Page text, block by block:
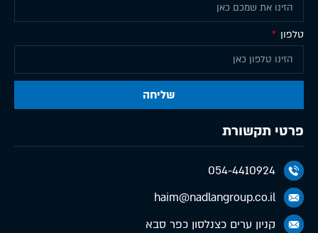
פרטי תקשורת
054-4410924
haim@nadlangroup.co.il
קניון ערים כצנלסון כפר סבא
טלפון
שליחה